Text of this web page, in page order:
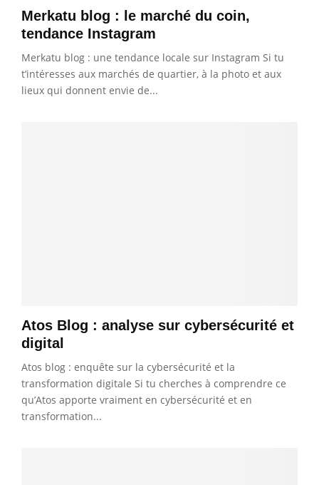
Merkatu blog : le marché du coin,
tendance Instagram
Merkatu blog : une tendance locale sur Instagram Si tu
t’intéresses aux marchés de quartier, à la photo et aux
lieux qui donnent envie de...
Atos Blog : analyse sur cybersécurité et
digital
Atos blog : enquête sur la cybersécurité et la
transformation digitale Si tu cherches à comprendre ce
qu’Atos apporte vraiment en cybersécurité et en
transformation...